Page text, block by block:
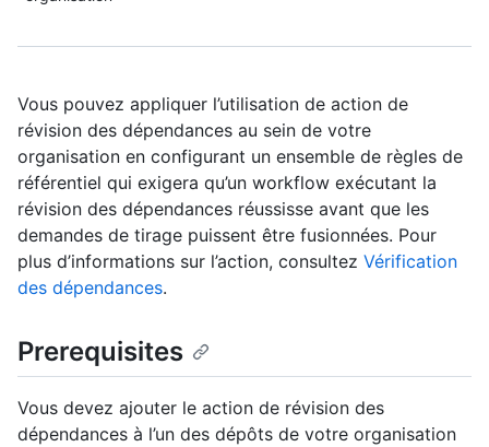
Vous pouvez appliquer l’utilisation de action de
révision des dépendances au sein de votre
organisation en configurant un ensemble de règles de
référentiel qui exigera qu’un workflow exécutant la
révision des dépendances réussisse avant que les
demandes de tirage puissent être fusionnées. Pour
plus d’informations sur l’action, consultez Vérification
des dépendances.
Prerequisites
Vous devez ajouter le action de révision des
dépendances à l’un des dépôts de votre organisation